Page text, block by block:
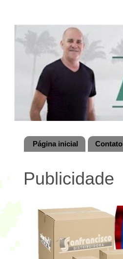
Página inicial Contato
Publicidade